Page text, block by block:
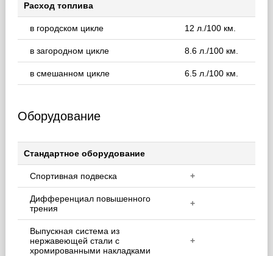
Расход топлива
в городском цикле 12 л./100 км.
в загородном цикле 8.6 л./100 км.
в смешанном цикле 6.5 л./100 км.
Оборудование
Стандартное оборудование
Спортивная подвеска +
Дифференциал повышенного
трения
+
Выпускная система из
нержавеющей стали с
хромированными накладками
+